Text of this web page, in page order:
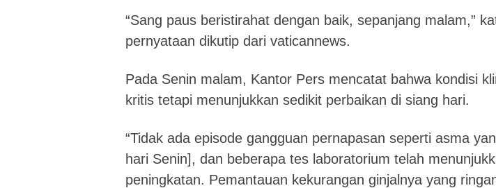
“Sang paus beristirahat dengan baik, sepanjang malam,”
pernyataan dikutip dari vaticannews.
Pada Senin malam, Kantor Pers mencatat bahwa kondisi
kritis tetapi menunjukkan sedikit perbaikan di siang hari.
“Tidak ada episode gangguan pernapasan seperti asma
hari Senin], dan beberapa tes laboratorium telah
peningkatan. Pemantauan kekurangan ginjalnya yang